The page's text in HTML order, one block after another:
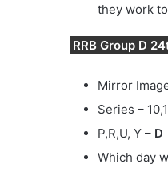
they work
RRB Group D
Mirror
Series –
P,R,U, Y – D
Which day